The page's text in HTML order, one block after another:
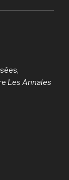
Les Annales